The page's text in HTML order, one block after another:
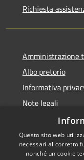
Richiesta
Amministrazione
Albo pretorio
Informativa
Note legali
Dichiarazione di
Questo sito web
necessari al corretto
nonché un cookie